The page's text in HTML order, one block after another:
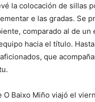
la colocación de sillas
e las gradas. Se
comparado al de un
hacia el título.
que
O Baixo Miño viajó el